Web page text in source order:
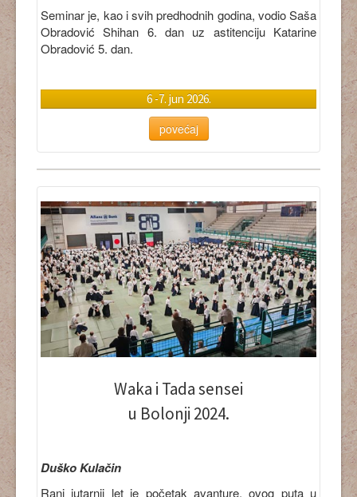
Seminar je, kao i svih predhodnih godina, vodio Saša
Obradović Shihan 6. dan uz astitenciju Katarine
Obradović 5. dan.
6 -7. jun 2026.
povećaj
Waka i Tada sensei
u Bolonji 2024.
Duško Kulačin
Rani jutarnji let je početak avanture, ovog puta u